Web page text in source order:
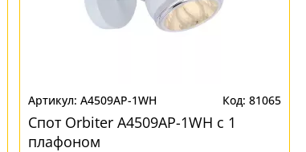
A4509AP-1WH 81065
Спот Orbiter A4509AP-1WH с 1
плафоном